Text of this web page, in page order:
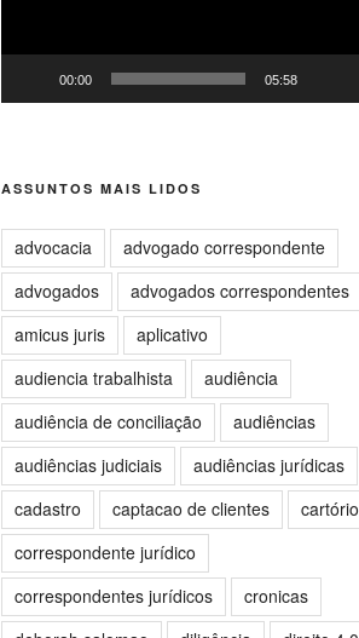
00:00 05:58
ASSUNTOS MAIS LIDOS
advocacia
advogado correspondente
advogados
advogados correspondentes
amicus juris
aplicativo
audiencia trabalhista
audiência
audiência de conciliação
audiências
audiências judiciais
audiências jurídicas
cadastro
captacao de clientes
cartório
correspondente jurídico
correspondentes jurídicos
cronicas